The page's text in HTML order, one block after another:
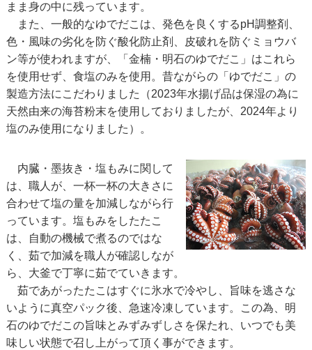
まま身の中に残っています。
また、一般的なゆでだこは、発色を良くするpH調整剤、
色・風味の劣化を防ぐ酸化防止剤、皮破れを防ぐミョウバ
ン等が使われますが、「金楠・明石のゆでだこ」はこれら
を使用せず、食塩のみを使用。昔ながらの「ゆでだこ」の
製造方法にこだわりました（2023年水揚げ品は保湿の為に
天然由来の海苔粉末を使用しておりましたが、2024年より
塩のみ使用になりました）。
内臓・墨抜き・塩もみに関して
は、職人が、一杯一杯の大きさに
合わせて塩の量を加減しながら行
っています。塩もみをしたたこ
は、自動の機械で煮るのではな
く、茹で加減を職人が確認しなが
ら、大釜で丁寧に茹でていきます。
茹であがったたこはすぐに氷水で冷やし、旨味を逃さな
いように真空パック後、急速冷凍しています。この為、明
石のゆでだこの旨味とみずみずしさを保たれ、いつでも美
味しい状態で召し上がって頂く事ができます。